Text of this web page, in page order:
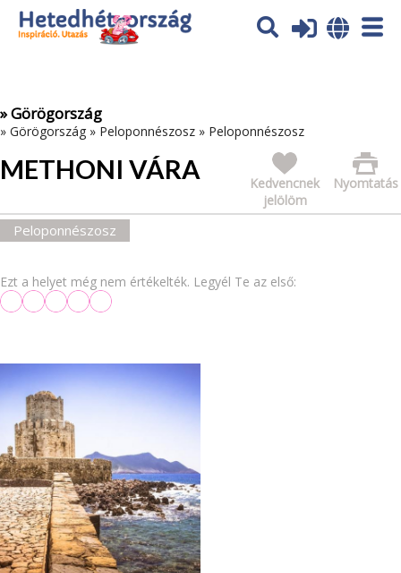
Az oldal sütiket (cookies) használ. További tájékoztatás itt:
Adatvédelmi tájékoztató
» Görögország
» Görögország » Peloponnészosz » Peloponnészosz
METHONI VÁRA Nyomtatás
Kedvencnek
jelölöm
Peloponnészosz
Ezt a helyet még nem értékelték. Legyél Te az első: